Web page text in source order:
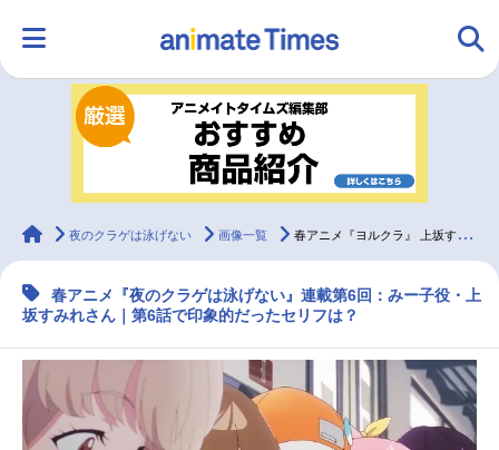
ランキング アニメ
ラジオ みんなの声
マンガ・ラノベ ゲーム・アプリ 音楽
2.5次元 トレンド 無料マンガ
最新記事一覧
animateTimes
夜のクラゲは泳げない 画像一覧 春アニメ『ヨルクラ』 上坂すみれ（みー子役）が第6話で印象的だったセリフは？【連載06】
春アニメ『夜のクラゲは泳げない』連載第6回：みー子役・上
坂すみれさん｜第6話で印象的だったセリフは？